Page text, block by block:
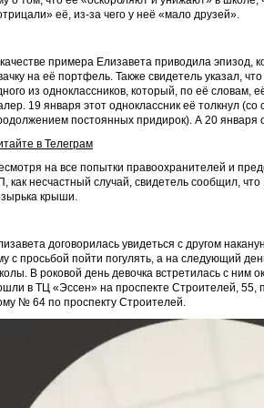
её, из-за чего у неё «мало друзей».
примера Елизавета приводила эпизод,
на её портфель. Также свидетель указал,
из одноклассников, который, по её словам,
19 января этот одноклассник её толкнул
постоянных придирок). А 20 января
в Телеграм
на все попытки правоохранителей и
как несчастный случай, свидетель сообщил,
крыши.
договорилась увидеться с другом
с просьбой пойти погулять, а на следующий
В роковой день девочка встретилась с ним
в ТЦ «Эссен» на проспекте Строителей, 55,
№ 64 по проспекту Строителей.